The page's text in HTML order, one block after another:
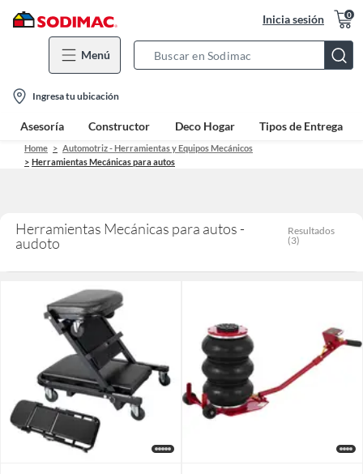
Inicia sesión 0
Menú
Bar
location-
icon
Ingresa tu ubicación
Asesoría Constructor Deco Hogar Tipos de Entrega
Home
Automotriz - Herramientas y Equipos Mecánicos
Herramientas Mecánicas para autos
Herramientas Mecánicas para autos -
audoto
Resultados
(3)